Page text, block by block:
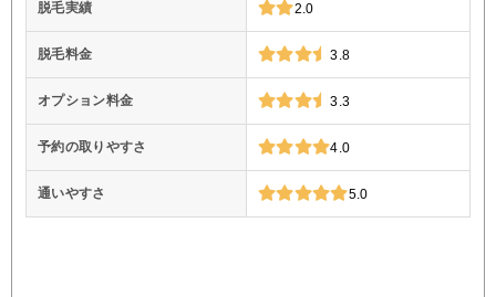
脱毛実績 2.0
脱毛料金 3.8
オプション料金 3.3
予約の取りやすさ 4.0
通いやすさ 5.0